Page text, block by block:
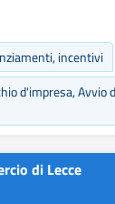
incentivi
d'impresa, Avvio
di Lecce